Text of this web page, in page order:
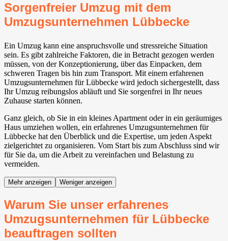
Sorgenfreier Umzug mit dem
Umzugsunternehmen Lübbecke
Ein Umzug kann eine anspruchsvolle und stressreiche Situation
sein. Es gibt zahlreiche Faktoren, die in Betracht gezogen werden
müssen, von der Konzeptionierung, über das Einpacken, dem
schweren Tragen bis hin zum Transport. Mit einem erfahrenen
Umzugsunternehmen für Lübbecke wird jedoch sichergestellt, dass
Ihr Umzug reibungslos abläuft und Sie sorgenfrei in Ihr neues
Zuhause starten können.
Ganz gleich, ob Sie in ein kleines Apartment oder in ein geräumiges
Haus umziehen wollen, ein erfahrenes Umzugsunternehmen für
Lübbecke hat den Überblick und die Expertise, um jeden Aspekt
zielgerichtet zu organisieren. Vom Start bis zum Abschluss sind wir
für Sie da, um die Arbeit zu vereinfachen und Belastung zu
vermeiden.
Mehr anzeigen Weniger anzeigen
Warum Sie unser erfahrenes
Umzugsunternehmen für Lübbecke
beauftragen sollten